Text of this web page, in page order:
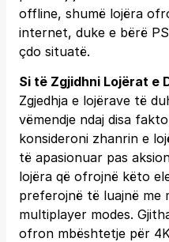
offline, shumë lojëra
internet, duke e bërë
çdo situatë.
Si të Zgjidhni Lojërat e
Zgjedhja e lojërave të
vëmendje ndaj disa
konsideroni zhanrin e
të apasionuar pas
lojëra që ofrojnë këto
preferojnë të luajnë me
multiplayer modes.
ofron mbështetje për